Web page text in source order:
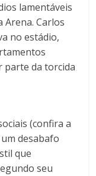
lamentáveis
Arena. Carlos
no estádio,
parte da torcida
(confira a
desabafo
que
seu